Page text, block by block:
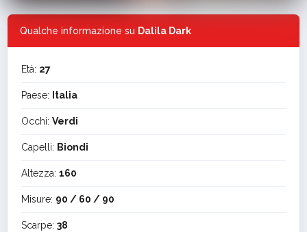
Qualche informazione su Dalila Dark
Età: 27
Paese: Italia
Occhi: Verdi
Capelli: Biondi
Altezza: 160
Misure: 90 / 60 / 90
Scarpe: 38